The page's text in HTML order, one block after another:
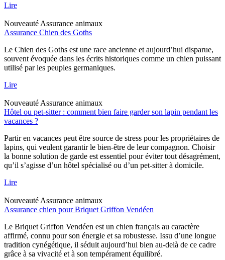
Lire
Nouveauté Assurance animaux
Assurance Chien des Goths
Le Chien des Goths est une race ancienne et aujourd’hui disparue,
souvent évoquée dans les écrits historiques comme un chien puissant
utilisé par les peuples germaniques.
Lire
Nouveauté Assurance animaux
Hôtel ou pet-sitter : comment bien faire garder son lapin pendant les
vacances ?
Partir en vacances peut être source de stress pour les propriétaires de
lapins, qui veulent garantir le bien-être de leur compagnon. Choisir
la bonne solution de garde est essentiel pour éviter tout désagrément,
qu’il s’agisse d’un hôtel spécialisé ou d’un pet-sitter à domicile.
Lire
Nouveauté Assurance animaux
Assurance chien pour Briquet Griffon Vendéen
Le Briquet Griffon Vendéen est un chien français au caractère
affirmé, connu pour son énergie et sa robustesse. Issu d’une longue
tradition cynégétique, il séduit aujourd’hui bien au-delà de ce cadre
grâce à sa vivacité et à son tempérament équilibré.